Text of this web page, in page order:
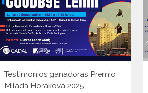
Testimonios ganadoras Premio
Milada Horáková 2025